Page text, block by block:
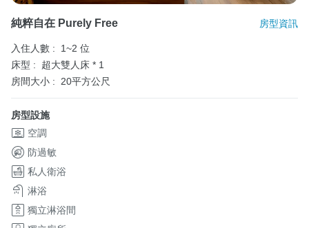
純粹自在 Purely Free 房型資訊
入住人數 :
1~2 位
床型 :
超大雙人床 * 1
房間大小 :
20平方公尺
房型設施
空調
防過敏
私人衛浴
淋浴
獨立淋浴間